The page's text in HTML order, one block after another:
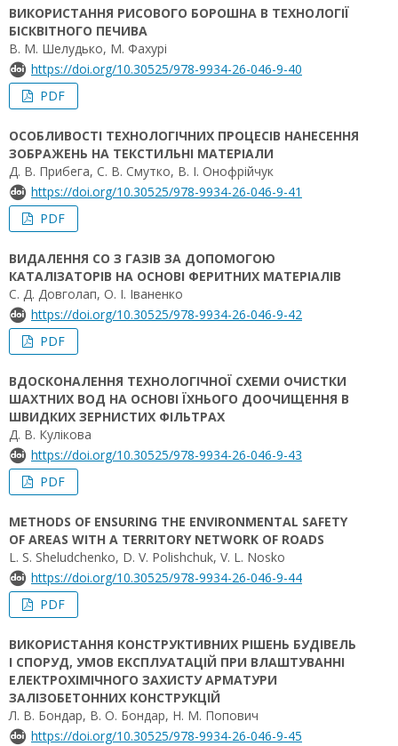
ВИКОРИСТАННЯ РИСОВОГО БОРОШНА В ТЕХНОЛОГІЇ
БІСКВІТНОГО ПЕЧИВА
В. М. Шелудько, М. Фахурі
https://doi.org/10.30525/978-9934-26-046-9-40
PDF
ОСОБЛИВОСТІ ТЕХНОЛОГІЧНИХ ПРОЦЕСІВ НАНЕСЕННЯ
ЗОБРАЖЕНЬ НА ТЕКСТИЛЬНІ МАТЕРІАЛИ
Д. В. Прибега, С. В. Смутко, В. І. Онофрійчук
https://doi.org/10.30525/978-9934-26-046-9-41
PDF
ВИДАЛЕННЯ СО З ГАЗІВ ЗА ДОПОМОГОЮ
КАТАЛІЗАТОРІВ НА ОСНОВІ ФЕРИТНИХ МАТЕРІАЛІВ
С. Д. Довголап, О. І. Іваненко
https://doi.org/10.30525/978-9934-26-046-9-42
PDF
ВДОСКОНАЛЕННЯ ТЕХНОЛОГІЧНОЇ СХЕМИ ОЧИСТКИ
ШАХТНИХ ВОД НА ОСНОВІ ЇХНЬОГО ДООЧИЩЕННЯ В
ШВИДКИХ ЗЕРНИСТИХ ФІЛЬТРАХ
Д. В. Кулікова
https://doi.org/10.30525/978-9934-26-046-9-43
PDF
METHODS OF ENSURING THE ENVIRONMENTAL SAFETY
OF AREAS WITH A TERRITORY NETWORK OF ROADS
L. S. Sheludchenko, D. V. Polishchuk, V. L. Nosko
https://doi.org/10.30525/978-9934-26-046-9-44
PDF
ВИКОРИСТАННЯ КОНСТРУКТИВНИХ РІШЕНЬ БУДІВЕЛЬ
І СПОРУД, УМОВ ЕКСПЛУАТАЦІЙ ПРИ ВЛАШТУВАННІ
ЕЛЕКТРОХІМІЧНОГО ЗАХИСТУ АРМАТУРИ
ЗАЛІЗОБЕТОННИХ КОНСТРУКЦІЙ
Л. В. Бондар, В. О. Бондар, Н. М. Попович
https://doi.org/10.30525/978-9934-26-046-9-45